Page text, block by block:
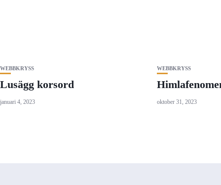
WEBBKRYSS
Lusägg korsord
januari 4, 2023
WEBBKRYSS
oktober 31, 2023